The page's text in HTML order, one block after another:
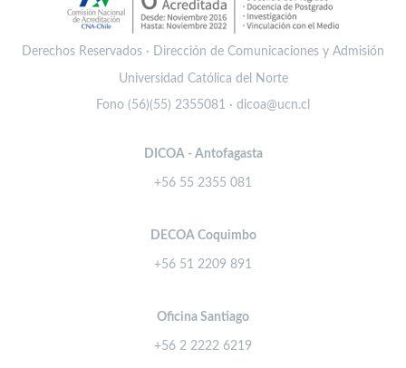
Derechos Reservados · Dirección de Comunicaciones y Admisión
Universidad Católica del Norte
Fono (56)(55) 2355081 · dicoa@ucn.cl
DICOA - Antofagasta
+56 55 2355 081
DECOA Coquimbo
+56 51 2209 891
Oficina Santiago
+56 2 2222 6219